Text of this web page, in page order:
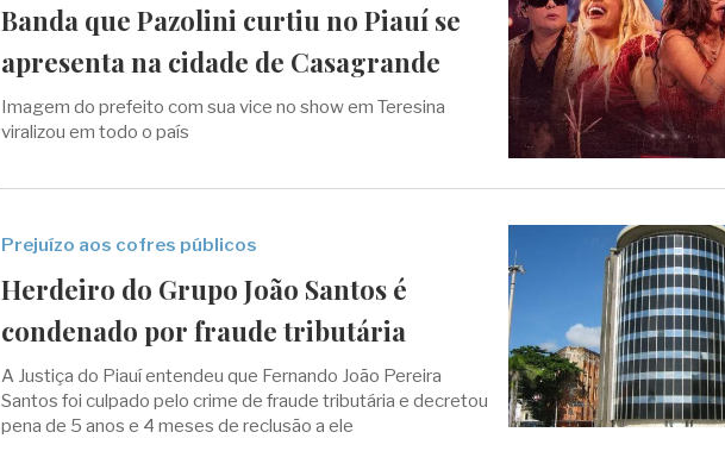
Banda que Pazolini curtiu no Piauí se
apresenta na cidade de Casagrande
Imagem do prefeito com sua vice no show em Teresina
viralizou em todo o país
Prejuízo aos cofres públicos
Herdeiro do Grupo João Santos é
condenado por fraude tributária
A Justiça do Piauí entendeu que Fernando João Pereira
Santos foi culpado pelo crime de fraude tributária e decretou
pena de 5 anos e 4 meses de reclusão a ele